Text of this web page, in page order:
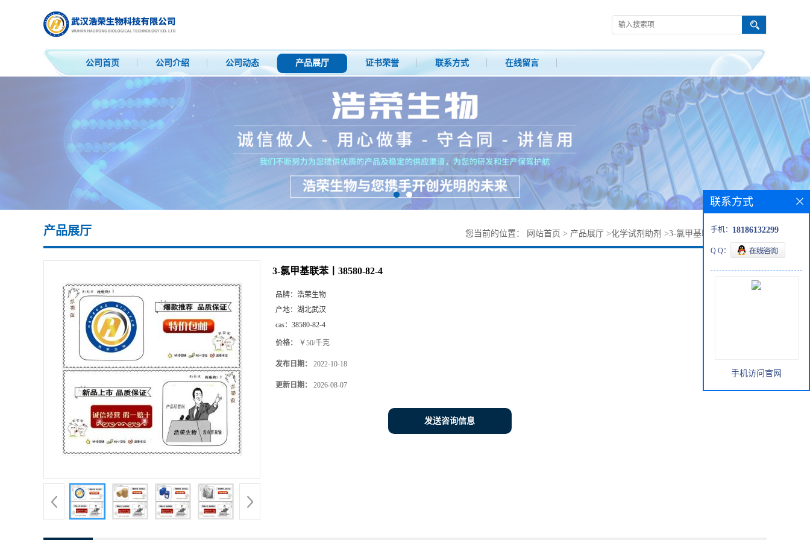
公司首页 公司介绍 公司动态 产品展厅 证书荣誉 联系方式 在线留言
产品展厅 您当前的位置： 网站首页 > 产品展厅 >化学试剂助剂 >3-氯甲基联苯丨38580-82-4
3-氯甲基联苯丨38580-82-4
品牌： 浩荣生物
产地： 湖北武汉
cas： 38580-82-4
价格： ￥50/千克
发布日期： 2022-10-18
更新日期： 2026-08-07
发送咨询信息
联系方式
手机： 18186132299
Q Q：
手机访问官网